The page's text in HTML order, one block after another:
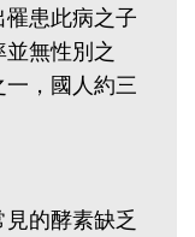
患此病之子
無性別之
，國人約三
見的酵素缺乏